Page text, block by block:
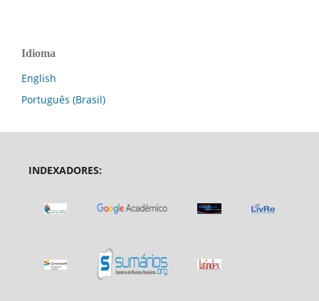
Idioma
English
Português (Brasil)
INDEXADORES: